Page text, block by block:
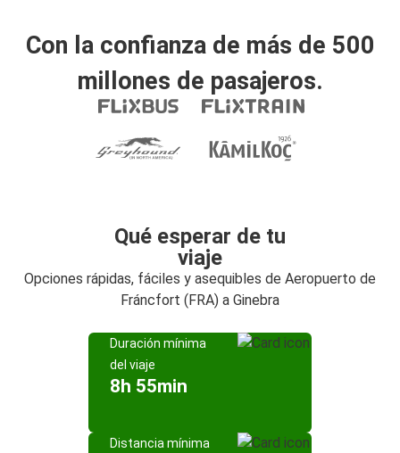
Con la confianza de más de 500
millones de pasajeros.
Qué esperar de tu
viaje
Opciones rápidas, fáciles y asequibles de Aeropuerto de
Fráncfort (FRA) a Ginebra
Duración mínima
del viaje
8h 55min
Distancia mínima